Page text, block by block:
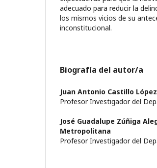
adecuado para reducir la
los mismos vicios de su
inconstitucional.
Biografía del autor/a
Juan Antonio Castillo
Profesor Investigador del
José Guadalupe Zúñiga
Metropolitana
Profesor Investigador del